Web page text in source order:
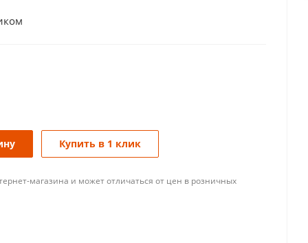
Купить в 1 клик
магазина и может отличаться от цен в розничных